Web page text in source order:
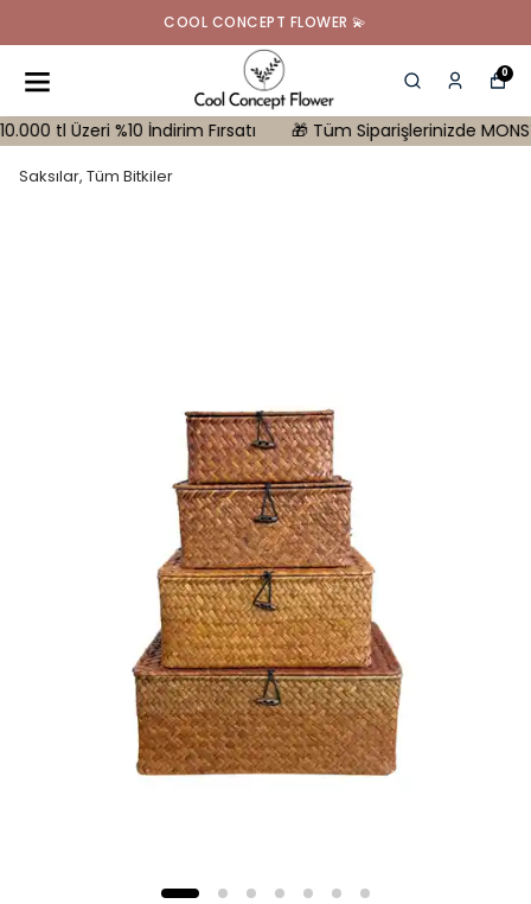
COOL CONCEPT FLOWER 💫
0
Üzeri %10 İndirim Fırsatı 🎁 Tüm Siparişlerinizde MONSTERA
Saksılar, Tüm Bitkiler